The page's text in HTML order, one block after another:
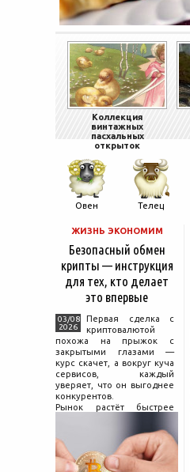
Коллекция
винтажных
пасхальных
открыток
Овен Телец
ЖИЗНЬ ЭКОНОМИМ
Безопасный обмен
крипты — инструкция
для тех, кто делает
это впервые
03/08
2026
Первая сделка с
криптовалютой
похожа на прыжок с
закрытыми глазами —
курс скачет, а вокруг куча
сервисов, каждый
уверяет, что он выгоднее
конкурентов.
Рынок растёт быстрее
поведения на нём.
Петербургские
криптообменники,
московские